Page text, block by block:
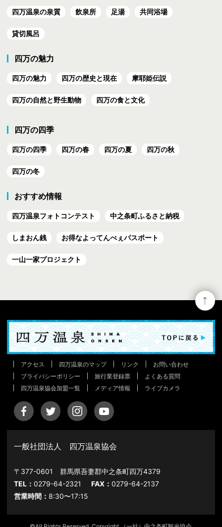
四万温泉の泉質 飲泉所 足湯 共同浴場
貸切風呂
四万の魅力
四万の魅力 四万の歴史と現在 摩耶姫伝説
四万の自然と野生動物 四万の食と文化
四万の四季
四万の四季 四万の春 四万の夏 四万の秋
四万の冬
おすすめ情報
四万温泉フォトコンテスト 中之条町ふるさと納税
しまおん銭 お得なよってんべぇパスポート
一山一家プロジェクト
アクセス 四万温泉のマップ リンク
お問い合わせ
プライバシーポリシー
旅行業登録票
よくある質問
四万温泉協会加盟一覧
メディア情報 ライブカメラ
一般社団法人 四万温泉協会
〒377-0601 群馬県吾妻郡中之条町四万4379
TEL：0279-64-2321 FAX：0279-64-2137
営業時間： 8:30〜17:15